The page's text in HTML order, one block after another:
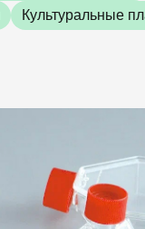
Культуральные